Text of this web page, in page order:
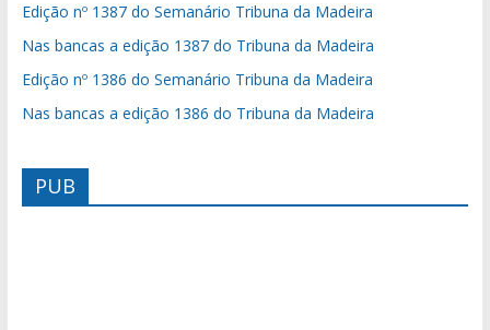
Edição nº 1387 do Semanário Tribuna da Madeira
Nas bancas a edição 1387 do Tribuna da Madeira
Edição nº 1386 do Semanário Tribuna da Madeira
Nas bancas a edição 1386 do Tribuna da Madeira
PUB